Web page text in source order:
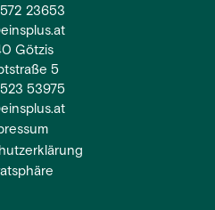
23653
Götzis
5
53975